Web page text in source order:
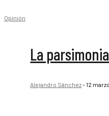
Opinión
La
Alejandro Sánchez-12